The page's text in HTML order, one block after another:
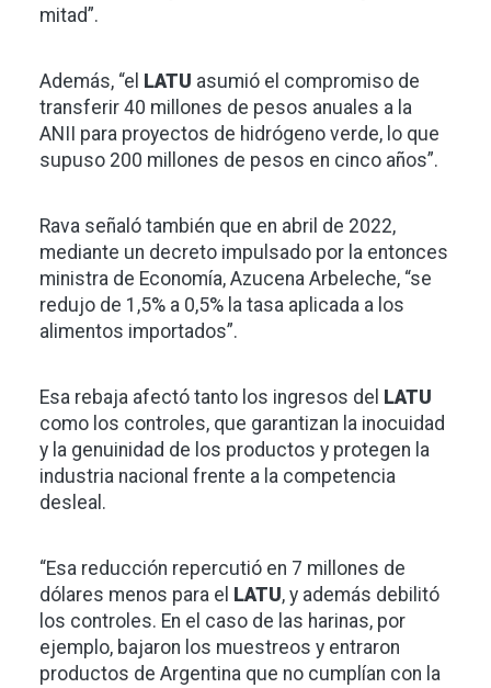
mitad”.
Además, “el LATU asumió el compromiso de
transferir 40 millones de pesos anuales a la
ANII para proyectos de hidrógeno verde, lo que
supuso 200 millones de pesos en cinco años”.
Rava señaló también que en abril de 2022,
mediante un decreto impulsado por la entonces
ministra de Economía, Azucena Arbeleche, “se
redujo de 1,5% a 0,5% la tasa aplicada a los
alimentos importados”.
Esa rebaja afectó tanto los ingresos del
LATU
como los controles, que garantizan la inocuidad
y la genuinidad de los productos y protegen la
industria nacional frente a la competencia
desleal.
“Esa reducción repercutió en 7 millones de
dólares menos para el
LATU, y además debilitó
los controles. En el caso de las harinas, por
ejemplo, bajaron los muestreos y entraron
productos de Argentina que no cumplían con la